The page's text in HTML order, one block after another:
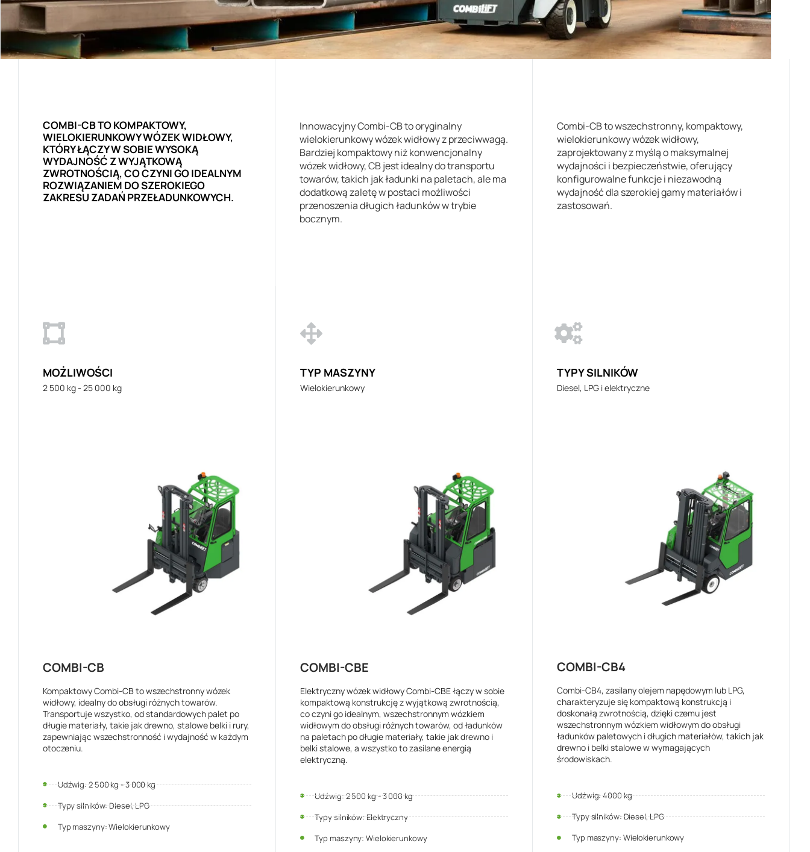
COMBI-CB TO KOMPAKTOWY,
WIELOKIERUNKOWY WÓZEK WIDŁOWY,
KTÓRY ŁĄCZY W SOBIE WYSOKĄ
WYDAJNOŚĆ Z WYJĄTKOWĄ
ZWROTNOŚCIĄ, CO CZYNI GO IDEALNYM
ROZWIĄZANIEM DO SZEROKIEGO
ZAKRESU ZADAŃ PRZEŁADUNKOWYCH.
Innowacyjny Combi-CB to oryginalny
wielokierunkowy wózek widłowy z przeciwwagą.
Bardziej kompaktowy niż konwencjonalny
wózek widłowy, CB jest idealny do transportu
towarów, takich jak ładunki na paletach, ale ma
dodatkową zaletę w postaci możliwości
przenoszenia długich ładunków w trybie
bocznym.
Combi-CB to wszechstronny, kompaktowy,
wielokierunkowy wózek widłowy,
zaprojektowany z myślą o maksymalnej
wydajności i bezpieczeństwie, oferujący
konfigurowalne funkcje i niezawodną
wydajność dla szerokiej gamy materiałów i
zastosowań.
MOŻLIWOŚCI
2 500 kg - 25 000 kg
TYP MASZYNY
Wielokierunkowy
TYPY SILNIKÓW
Diesel, LPG i elektryczne
COMBI-CB
Kompaktowy Combi-CB to wszechstronny wózek
widłowy, idealny do obsługi różnych towarów.
Transportuje wszystko, od standardowych palet po
długie materiały, takie jak drewno, stalowe belki i rury,
zapewniając wszechstronność i wydajność w każdym
otoczeniu.
Udźwig: 2 500 kg - 3 000 kg
Typy silników: Diesel, LPG
Typ maszyny: Wielokierunkowy
COMBI-CBE
Elektryczny wózek widłowy Combi-CBE łączy w sobie
kompaktową konstrukcję z wyjątkową zwrotnością,
co czyni go idealnym, wszechstronnym wózkiem
widłowym do obsługi różnych towarów, od ładunków
na paletach po długie materiały, takie jak drewno i
belki stalowe, a wszystko to zasilane energią
elektryczną.
Udźwig: 2 500 kg - 3 000 kg
Typy silników: Elektryczny
Typ maszyny: Wielokierunkowy
COMBI-CB4
Combi-CB4, zasilany olejem napędowym lub LPG,
charakteryzuje się kompaktową konstrukcją i
doskonałą zwrotnością, dzięki czemu jest
wszechstronnym wózkiem widłowym do obsługi
ładunków paletowych i długich materiałów, takich jak
drewno i belki stalowe w wymagających
środowiskach.
Udźwig: 4000 kg
Typy silników: Diesel, LPG
Typ maszyny: Wielokierunkowy